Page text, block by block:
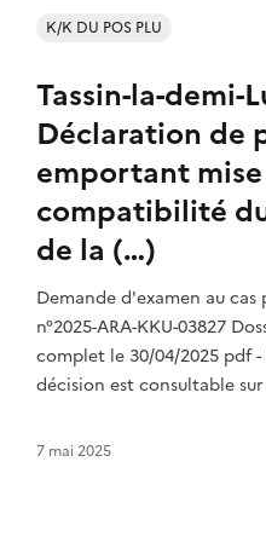
Tassin-la-demi-
Déclaration de
emportant
compatibilité
de la (…)
Demande d'examen au cas
n°2025-ARA-KKU-03827
complet le 30/04/2025 pdf -
décision est consultable
K/K DU POS PLU
7 mai 2025